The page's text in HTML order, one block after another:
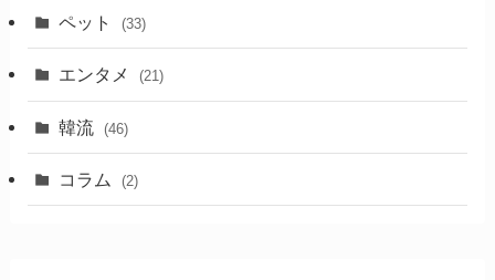
ペット (33)
エンタメ (21)
韓流 (46)
コラム (2)